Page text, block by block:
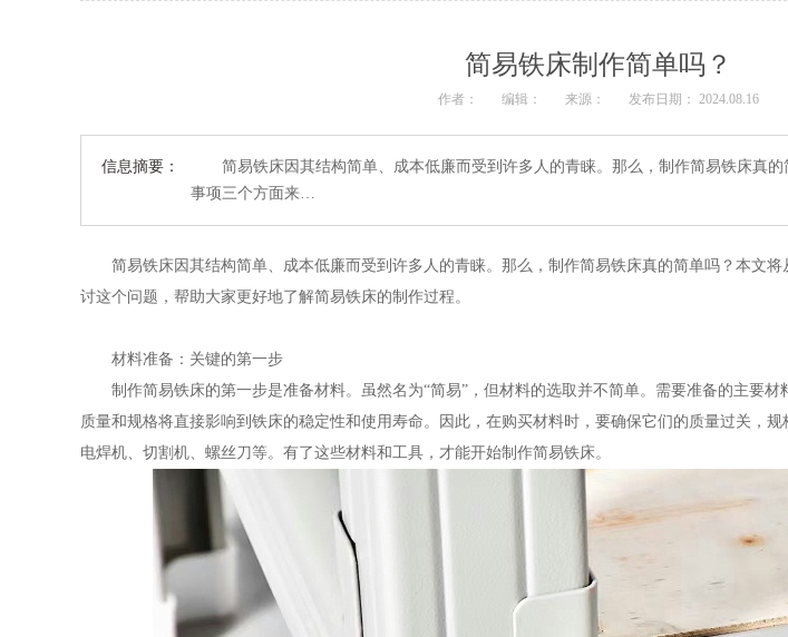
简易铁床制作简单吗？
作者： 编辑： 来源： 发布日期： 2024.08.16
信息摘要：
简易铁床因其结构简单、成本低廉而受到许多人的青睐。那么，制作简易铁床真的
事项三个方面来…
简易铁床因其结构简单、成本低廉而受到许多人的青睐。那么，制作简易铁床真的简单吗？本文将
讨这个问题，帮助大家更好地了解简易铁床的制作过程。
材料准备：关键的第一步
制作简易铁床的第一步是准备材料。虽然名为“简易”，但材料的选取并不简单。需要准备的主要
质量和规格将直接影响到铁床的稳定性和使用寿命。因此，在购买材料时，要确保它们的质量过关，
电焊机、切割机、螺丝刀等。有了这些材料和工具，才能开始制作简易铁床。